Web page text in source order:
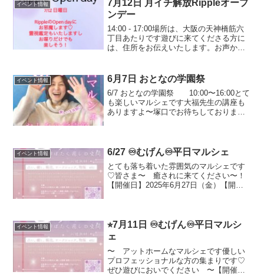
イベント情報
7月12日 月イチ解放Rippleオープ
ンデー
14:00 - 17:00場所は、大阪の天神橋筋六
丁目あたりです遊びに来てくださる方に
は、住所をお伝えいたします。お声かけ
方なんですよ〜美味しいvegan ...
イベント情報 6月7日 おとなの学園祭
6/7 おとなの学園祭 10:00〜16:00とて
も楽しいマルシェです大福先生の講座も
ありますよ〜塚口でお待ちしておりま
イベント情報 6/27 ♾️むげん♾️平日マルシェ
とても落ち着いた雰囲気のマルシェです
♡皆さま〜 癒されに来てください〜！
【開催日】2025年6月27日（金）【開催
イベント情報
⭐︎7月11日 ♾️むげん♾️平日マルシ
ェ
〜 アットホームなマルシェです優しい
プロフェッショナルな方の集まりです♡
ぜひ遊びにおいでください 〜【開催